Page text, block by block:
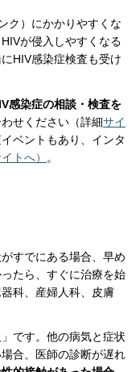
ク）にかかりやすくな
が侵入しやすくなる
HIV感染症検査も受け
感染症の相談・検査を
せください（詳細サイ
ベントもあり、インタ
トへ） 。
すでにある場合、早め
たら、すぐに治療を始
科、産婦人科、皮膚
です。他の病気と症状
合、医師の診断が遅れ